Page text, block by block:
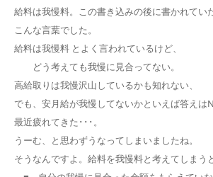
給料は我慢料。この書き込みの後に書かれてい
こんな言葉でした。
給料は我慢料 とよく言われているけど、
どう考えても我慢に見合ってない。
高給取りは我慢沢山しているかも知れない、
でも、安月給が我慢してないかといえば答えは
最近疲れてきた･･･。
うーむ、と思わずうなってしまいましたね。
そうなんですよ。給料を我慢料と考えてしまう